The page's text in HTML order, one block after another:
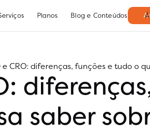
Planos Blog e Conteúdos
e CRO: diferenças, funções e tudo o
saber